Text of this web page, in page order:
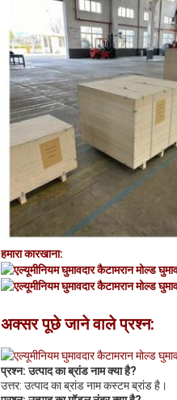
हमारा कारखाना:
अक्सर पूछे जाने वाले प्रश्न:
प्रश्न: उत्पाद का ब्रांड नाम क्या है?
उत्तर: उत्पाद का ब्रांड नाम कस्टम ब्रांड है।